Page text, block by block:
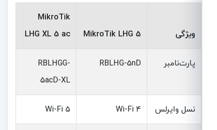
ویژگی MikroTik LHG 5
MikroTik
LHG XL 5 ac
پارت‌نامبر RBLHG-5nD
RBLHGG-
5acD-XL
نسل وایرلس Wi-Fi 4
Wi-Fi 5